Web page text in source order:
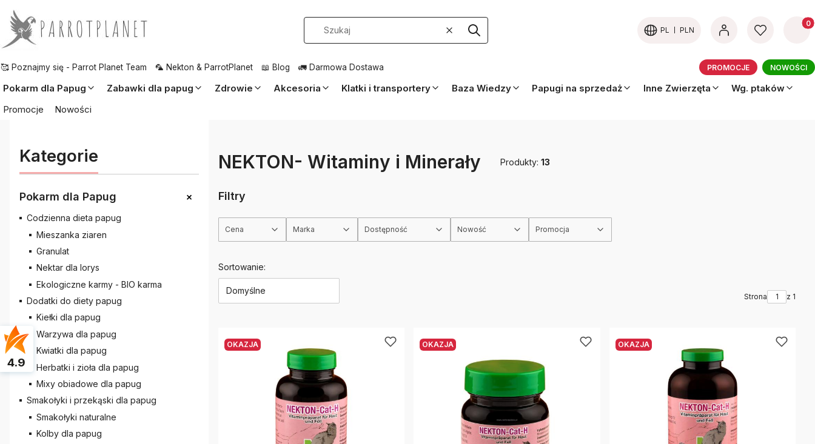
WyczyśćSzukaj PL PLN
🥰 Poznajmy się - Parrot Planet Team 🦜 Nekton & ParrotPlanet 📖 Blog 🚛 Darmowa Dostawa PROMOCJE NOWOŚCI
Pokarm dla Papug Zabawki dla papug Zdrowie Akcesoria Klatki i transportery Baza Wiedzy Papugi na sprzedaż Inne Zwierzęta
Wg. ptaków
Promocje
Nowości
Kategorie
Pokarm dla Papug +
Codzienna dieta papug
Mieszanka ziaren
Granulat
Nektar dla lorys
Ekologiczne karmy - BIO karma
Dodatki do diety papug
Kiełki dla papug
Warzywa dla papug
Kwiatki dla papug
Herbatki i zioła dla papug
Mixy obiadowe dla papug
Smakołyki i przekąski dla papug
Smakołyki naturalne
Kolby dla papug
NEKTON- Witaminy i Minerały Produkty: 13
Filtry
Cena Marka Dostępność Nowość Promocja
Lista produktów
Sortowanie:
Domyślne
Strona z 1
OKAZJA OKAZJA OKAZJA
4.9